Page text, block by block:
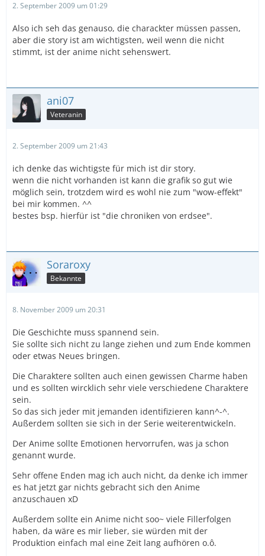
2. September 2009 um 01:29
Also ich seh das genauso, die charackter müssen passen,
aber die story ist am wichtigsten, weil wenn die nicht
stimmt, ist der anime nicht sehenswert.
ani07
Veteranin
2. September 2009 um 21:43
ich denke das wichtigste für mich ist dir story.
wenn die nicht vorhanden ist kann die grafik so gut wie
möglich sein, trotzdem wird es wohl nie zum "wow-effekt"
bei mir kommen. ^^
bestes bsp. hierfür ist "die chroniken von erdsee".
Soraroxy
Bekannte
8. November 2009 um 20:31
Die Geschichte muss spannend sein.
Sie sollte sich nicht zu lange ziehen und zum Ende kommen
oder etwas Neues bringen.
Die Charaktere sollten auch einen gewissen Charme haben
und es sollten wircklich sehr viele verschiedene Charaktere
sein.
So das sich jeder mit jemanden identifizieren kann^-^.
Außerdem sollten sie sich in der Serie weiterentwickeln.
Der Anime sollte Emotionen hervorrufen, was ja schon
genannt wurde.
Sehr offene Enden mag ich auch nicht, da denke ich immer
es hat jetzt gar nichts gebracht sich den Anime
anzuschauen xD
Außerdem sollte ein Anime nicht soo~ viele Fillerfolgen
haben, da wäre es mir lieber, sie würden mit der
Produktion einfach mal eine Zeit lang aufhören o.ô.